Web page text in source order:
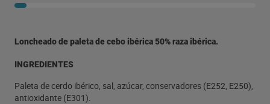
Loncheado de paleta de cebo ibérica 50% raza ibérica.
INGREDIENTES
Paleta de cerdo ibérico, sal, azúcar, conservadores (E252, E250),
antioxidante (E301).